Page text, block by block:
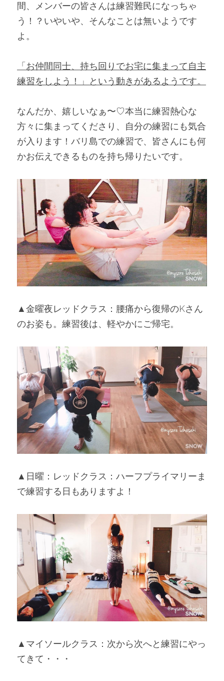
間、メンバーの皆さんは練習難民になっちゃ
う！？いやいや、そんなことは無いようです
よ。
「お仲間同士、持ち回りでお宅に集まって自主
練習をしよう！」という動きがあるようです。
なんだか、嬉しいなぁ〜♡本当に練習熱心な
方々に集まってくださり、自分の練習にも気合
が入ります！バリ島での練習で、皆さんにも何
かお伝えできるものを持ち帰りたいです。
▲金曜夜レッドクラス：腰痛から復帰のKさん
のお姿も。練習後は、軽やかにご帰宅。
▲日曜：レッドクラス：ハーフプライマリーま
で練習する日もありますよ！
▲マイソールクラス：次から次へと練習にやっ
てきて・・・